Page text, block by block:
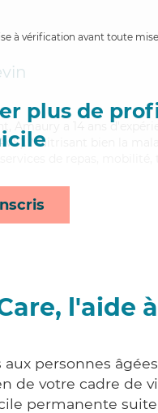
à vérification avant toute
plus de
Amaury a 14 ans
Maitrisant bien la
l'aide
aux personnes
de votre cadre de
permanente